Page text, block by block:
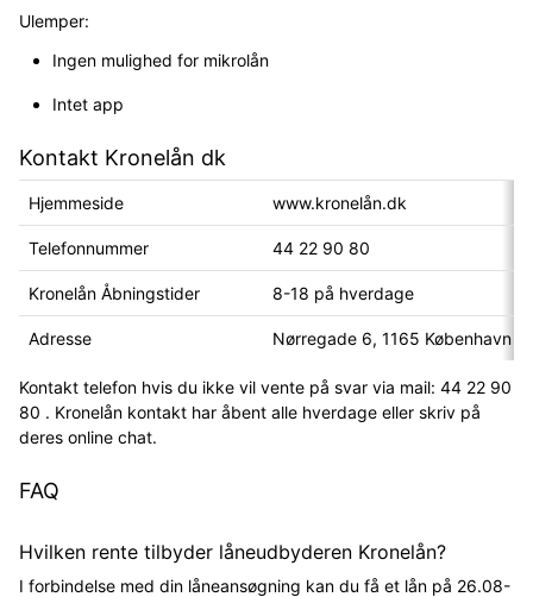
Ulemper:
Ingen mulighed for mikrolån
Intet app
Kontakt Kronelån dk
Hjemmeside www.kronelån.dk
Telefonnummer 44 22 90 80
Kronelån Åbningstider 8-18 på hverdage
Adresse Nørregade 6, 1165 København K
Kontakt telefon hvis du ikke vil vente på svar via mail: 44 22 90
80 . Kronelån kontakt har åbent alle hverdage eller skriv på
deres online chat.
FAQ
Hvilken rente tilbyder låneudbyderen Kronelån?
I forbindelse med din låneansøgning kan du få et lån på 26.08-